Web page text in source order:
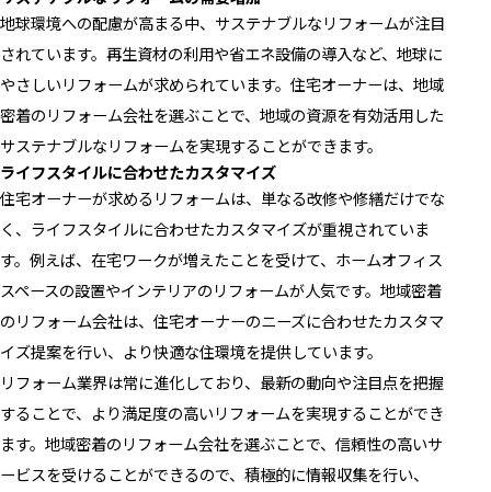
地球環境への配慮が高まる中、サステナブルなリフォームが注目
されています。再生資材の利用や省エネ設備の導入など、地球に
やさしいリフォームが求められています。住宅オーナーは、地域
密着のリフォーム会社を選ぶことで、地域の資源を有効活用した
サステナブルなリフォームを実現することができます。
ライフスタイルに合わせたカスタマイズ
住宅オーナーが求めるリフォームは、単なる改修や修繕だけでな
く、ライフスタイルに合わせたカスタマイズが重視されていま
す。例えば、在宅ワークが増えたことを受けて、ホームオフィス
スペースの設置やインテリアのリフォームが人気です。地域密着
のリフォーム会社は、住宅オーナーのニーズに合わせたカスタマ
イズ提案を行い、より快適な住環境を提供しています。
リフォーム業界は常に進化しており、最新の動向や注目点を把握
することで、より満足度の高いリフォームを実現することができ
ます。地域密着のリフォーム会社を選ぶことで、信頼性の高いサ
ービスを受けることができるので、積極的に情報収集を行い、